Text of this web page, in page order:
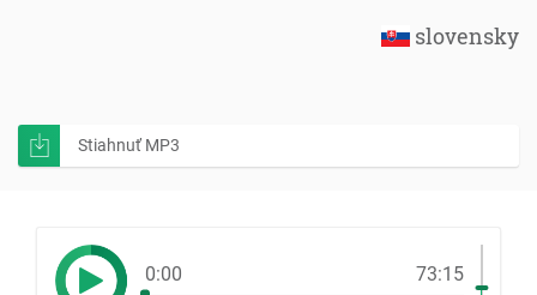
slovensky
Stiahnuť MP3
0:00 73:15